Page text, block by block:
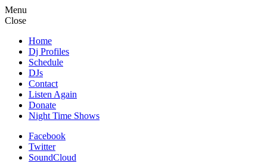
Menu
Close
Home
Dj Profiles
Schedule
DJs
Contact
Listen Again
Donate
Night Time Shows
Facebook
Twitter
SoundCloud